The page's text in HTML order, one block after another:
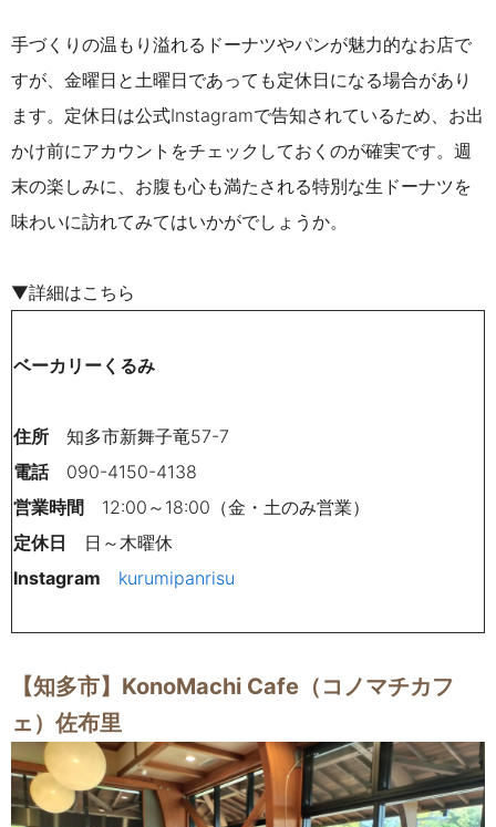
手づくりの温もり溢れるドーナツやパンが魅力的なお店で
すが、金曜日と土曜日であっても定休日になる場合があり
ます。定休日は公式Instagramで告知されているため、お出
かけ前にアカウントをチェックしておくのが確実です。週
末の楽しみに、お腹も心も満たされる特別な生ドーナツを
味わいに訪れてみてはいかがでしょうか。
▼詳細はこちら
ベーカリーくるみ
住所 知多市新舞子竜57-7
電話090-4150-4138
営業時間 12:00～18:00（金・土のみ営業）
定休日 日～木曜休
Instagram
kurumipanrisu
【知多市】KonoMachi Cafe（コノマチカフ
ェ）佐布里